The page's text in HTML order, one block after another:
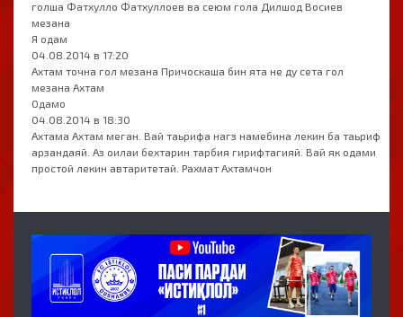
голша Фатхулло Фатхуллоев ва сеюм гола Дилшод Восиев
мезана
Я одам
04.08.2014 в 17:20
Ахтам точна гол мезана Причоскаша бин ята не ду сета гол
мезана Ахтам
Одамо
04.08.2014 в 18:30
Ахтама Ахтам меган. Вай таьрифа нагз намебина лекин ба таьриф
арзандаяй. Аз оилаи бехтарин тарбия гирифтагияй. Вай як одами
простой лекин автаритетай. Рахмат Ахтамчон